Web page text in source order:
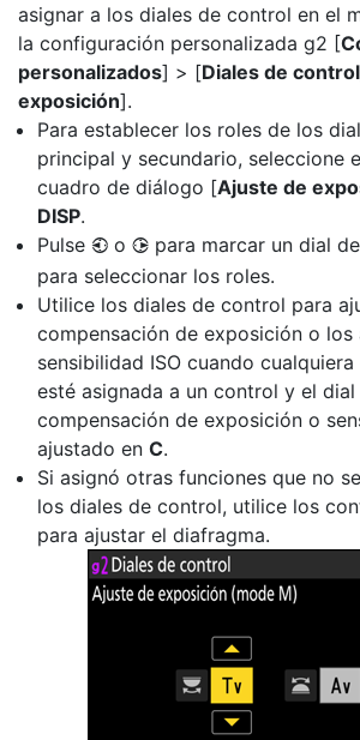
asignar a los diales de control en el
la configuración personalizada g2 [
personalizados] > [Diales de control
exposición].
Para establecer los roles de los
principal y secundario, seleccione
cuadro de diálogo [Ajuste de
DISP.
Pulse 4 o 2 para marcar un dial
para seleccionar los roles.
Utilice los diales de control para
compensación de exposición o los
sensibilidad ISO cuando
esté asignada a un control y el
compensación de exposición o
ajustado en C.
Si asignó otras funciones que no
los diales de control, utilice los
para ajustar el diafragma.